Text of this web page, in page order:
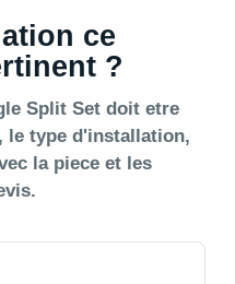
ce
?
Split Set doit etre
le type d'installation,
la piece et les